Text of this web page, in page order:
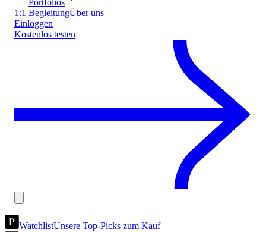
1:1 BegleitungÜber uns
Einloggen
Kostenlos testen
WatchlistUnsere Top-Picks zum Kauf